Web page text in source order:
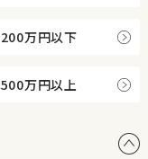
200万円以下
500万円以上